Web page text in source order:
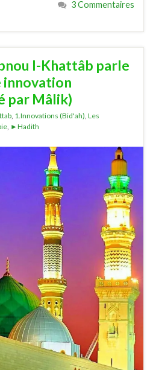
3 Commentaires
l-Khattâb parle
innovation
par Mâlik)
, 1.Innovations (Bid'ah), Les
, ►Hadith